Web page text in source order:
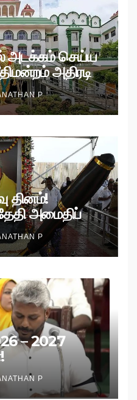
அடக்கம் செய்ய
அதிரடி
P
தினம்!
அமைதிப்
P
– 2027
P